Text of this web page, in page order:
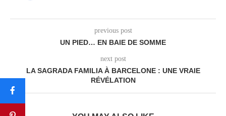
previous post
UN PIED… EN BAIE DE SOMME
next post
LA SAGRADA FAMILIA À BARCELONE : UNE VRAIE
RÉVÉLATION